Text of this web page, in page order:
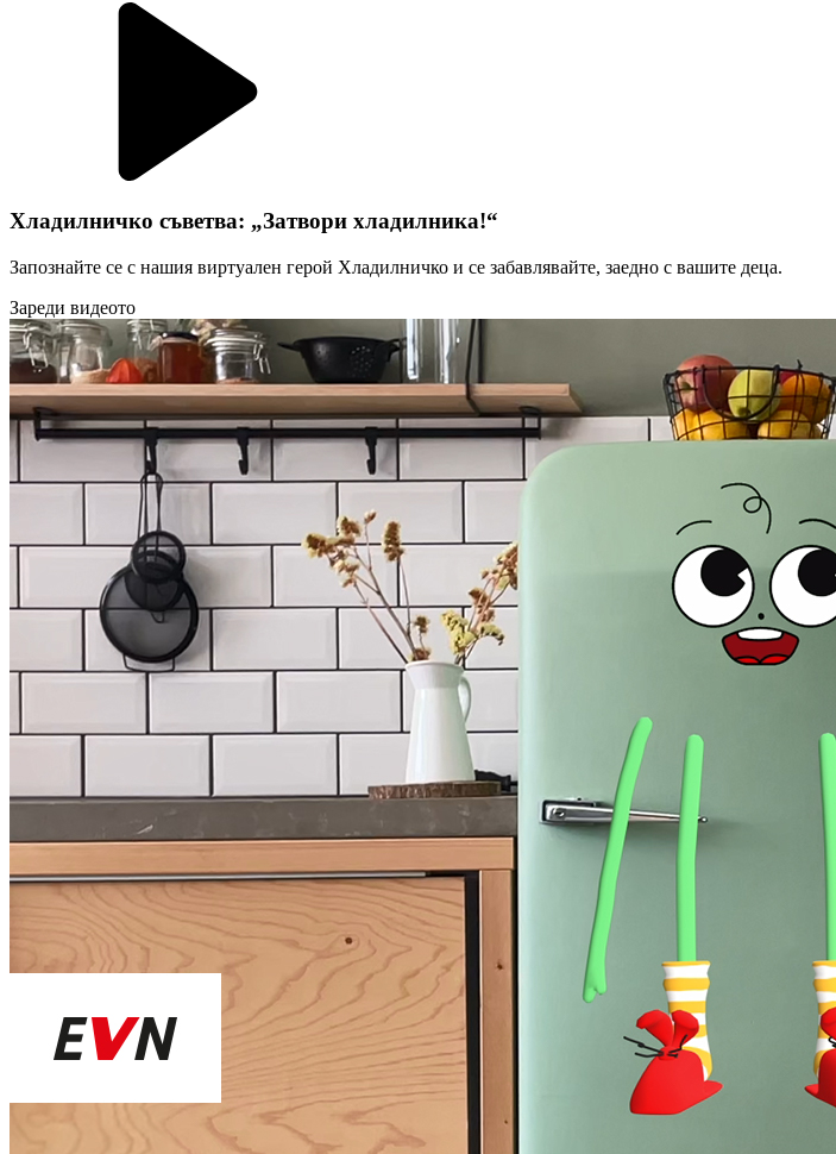
Хладилничко съветва: „Затвори хладилника!“
Запознайте се с нашия виртуален герой Хладилничко и се забавлявайте, заедно с вашите деца.
Зареди видеото